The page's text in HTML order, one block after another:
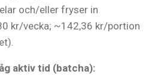
och/eller fryser in
kr/vecka; ~142,36 kr/portion
aktiv tid (batcha):